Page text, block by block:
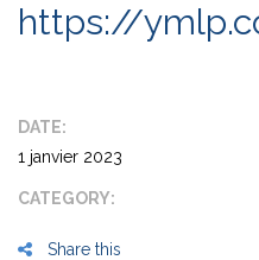
https://
DATE:
1 janvier 2023
CATEGORY:
Share this